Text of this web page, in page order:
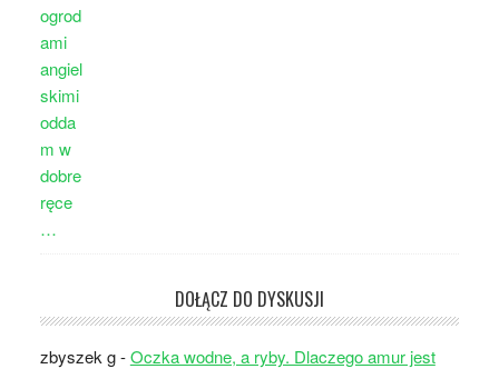
DOŁĄCZ DO DYSKUSJI
zbyszek g-Oczka wodne, a ryby. Dlaczego amur jest